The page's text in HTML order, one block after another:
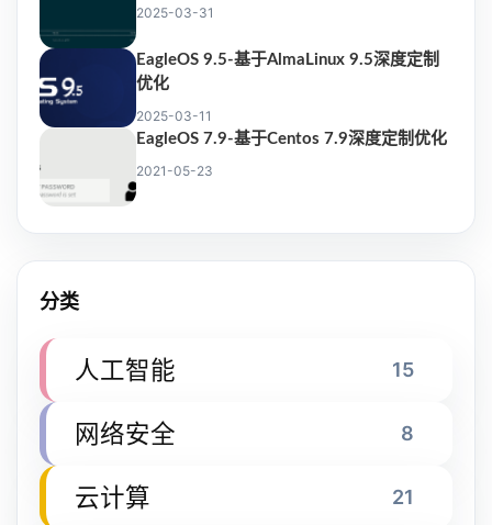
2025-03-31
EagleOS 9.5-基于AlmaLinux 9.5深度定制
优化
2025-03-11
EagleOS 7.9-基于Centos 7.9深度定制优化
2021-05-23
分类
人工智能 15
网络安全 8
云计算 21